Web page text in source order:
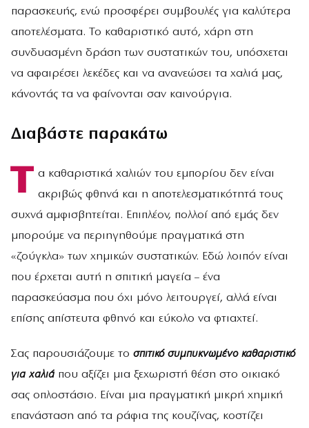
παρασκευής, ενώ προσφέρει συμβουλές για καλύτερα
αποτελέσματα. Το καθαριστικό αυτό, χάρη στη
συνδυασμένη δράση των συστατικών του, υπόσχεται
να αφαιρέσει λεκέδες και να ανανεώσει τα χαλιά μας,
κάνοντάς τα να φαίνονται σαν καινούργια.
Διαβάστε παρακάτω
T α καθαριστικά χαλιών του εμπορίου δεν είναι
ακριβώς φθηνά και η αποτελεσματικότητά τους
συχνά αμφισβητείται. Επιπλέον, πολλοί από εμάς δεν
μπορούμε να περιηγηθούμε πραγματικά στη
«ζούγκλα» των χημικών συστατικών. Εδώ λοιπόν είναι
που έρχεται αυτή η σπιτική μαγεία – ένα
παρασκεύασμα που όχι μόνο λειτουργεί, αλλά είναι
επίσης απίστευτα φθηνό και εύκολο να φτιαχτεί.
Σας παρουσιάζουμε το σπιτικό συμπυκνωμένο καθαριστικό
για χαλιά που αξίζει μια ξεχωριστή θέση στο οικιακό
σας οπλοστάσιο. Είναι μια πραγματική μικρή χημική
επανάσταση από τα ράφια της κουζίνας, κοστίζει